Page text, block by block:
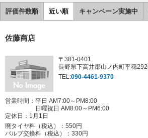
評価件数順 近い順 キャンペーン実施中
佐藤商店
〒381-0401
長野県下高井郡山ノ内町平穏
TEL:090-4461-9370
営業時間：平日 AM7:00～PM8:00
日曜祝日 AM8:00～PM6:00
定休日： 1月1日
廃タイヤ料（税込）： 550円
バルブ交換料（税込）： 330円